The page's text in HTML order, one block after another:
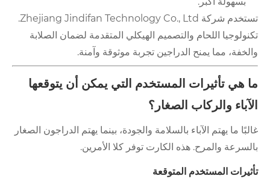
تستخدم شركة Zhejiang Jindifan Technology Co., Ltd.
تكنولوجيا اللحام والتصميم الهيكلي المتقدمة لضمان الصلابة
والخفة، مما يمنح الدراجين تجربة موثوقة وآمنة.
ما هي تأثيرات المستخدم التي يمكن أن يتوقعها
الآباء والركاب الصغار؟
غالبًا ما يهتم الآباء بالسلامة والجودة، بينما يهتم الدراجون الصغار
بالسرعة والمرح. هذه الكارت توفر كلا الأمرين.
تأثيرات المستخدم المتوقعة